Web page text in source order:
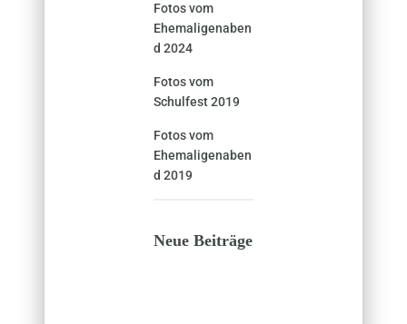
Fotos vom
Ehemaligenaben
d 2024
Fotos vom
Schulfest 2019
Fotos vom
Ehemaligenaben
d 2019
Neue Beiträge